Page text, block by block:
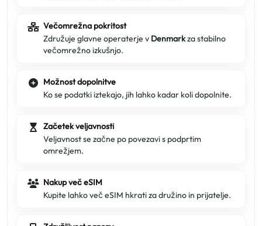
Večomrežna pokritost
Združuje glavne operaterje v Denmarkza stabilno
večomrežno izkušnjo.
Možnost dopolnitve
Ko se podatki iztekajo, jih lahko kadar koli dopolnite.
Začetek veljavnosti
Veljavnost se začne po povezavi s podprtim
omrežjem.
Nakup več eSIM
Kupite lahko več eSIM hkrati za družino in prijatelje.